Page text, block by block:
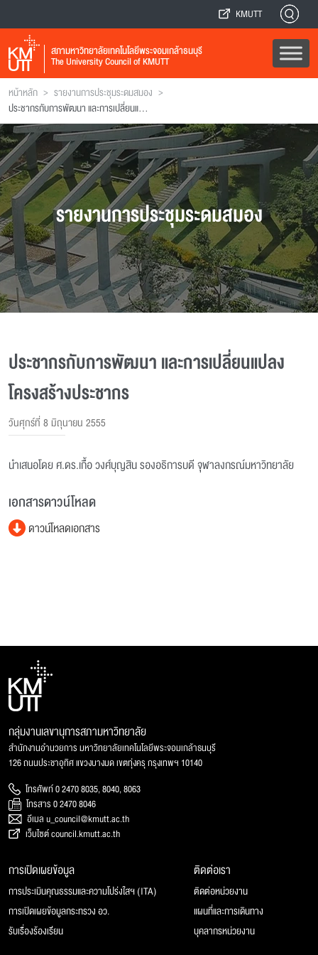
KMUTT
สภามหาวิทยาลัยเทคโนโลยีพระจอมเกล้าธนบุรี
The University Council of KMUTT
หน้าหลัก > รายงานการประชุมระดมสมอง >
ประชากรกับการพัฒนา และการเปลี่ยนแปลงโครงสร้างประชากร
รายงานการประชุมระดมสมอง
ประชากรกับการพัฒนา และการเปลี่ยนแปลง
โครงสร้างประชากร
วันศุกร์ที่ 8 มิถุนายน 2555
นำเสนอโดย ศ.ดร.เกื้อ วงศ์บุญสิน รองอธิการบดี จุฬาลงกรณ์มหาวิทยาลัย
เอกสารดาวน์โหลด
ดาวน์โหลดเอกสาร
กลุ่มงานเลขานุการสภามหาวิทยาลัย
สำนักงานอำนวยการ มหาวิทยาลัยเทคโนโลยีพระจอมเกล้าธนบุรี
126 ถนนประชาอุทิศ แขวงบางมด เขตทุ่งครุ กรุงเทพฯ 10140
โทรศัพท์ 0 2470 8035, 8040, 8063
โทรสาร 0 2470 8046
อีเมล u_council@kmutt.ac.th
เว็บไซต์ council.kmutt.ac.th
การเปิดเผยข้อมูล
การประเมินคุณธรรมและความโปร่งใสฯ (ITA)
การเปิดเผยข้อมูลกระทรวง อว.
รับเรื่องร้องเรียน
ติดต่อเรา
ติดต่อหน่วยงาน
แผนที่และการเดินทาง
บุคลากรหน่วยงาน